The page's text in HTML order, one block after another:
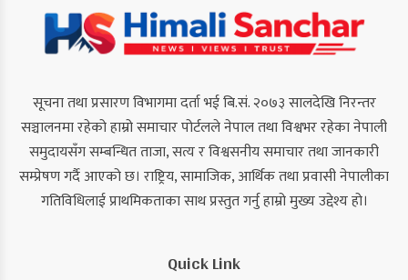
सूचना तथा प्रसारण विभागमा दर्ता भई बि.सं. २०७३ सालदेखि निरन्तर
सञ्चालनमा रहेको हाम्रो समाचार पोर्टलले नेपाल तथा विश्वभर रहेका नेपाली
समुदायसँग सम्बन्धित ताजा, सत्य र विश्वसनीय समाचार तथा जानकारी
सम्प्रेषण गर्दै आएको छ। राष्ट्रिय, सामाजिक, आर्थिक तथा प्रवासी नेपालीका
गतिविधिलाई प्राथमिकताका साथ प्रस्तुत गर्नु हाम्रो मुख्य उद्देश्य हो।
Quick Link